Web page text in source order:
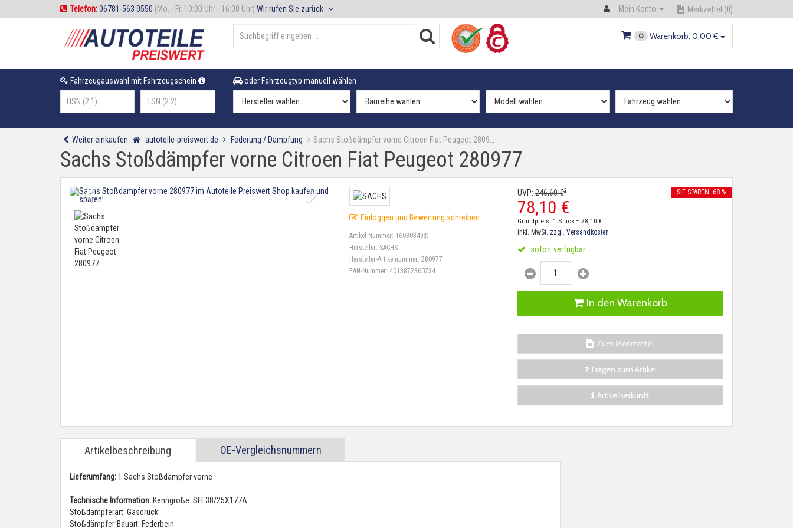
Telefon:06781-563 0550 (Mo. - Fr. 10:00 Uhr - 16:00 Uhr) Wir rufen Sie zurück Mein Konto Merkzettel (0)
0 Warenkorb: 0,00 €
Fahrzeugauswahl mit Fahrzeugschein oder Fahrzeugtyp manuell wählen
Weiter einkaufen autoteile-preiswert.de Federung / Dämpfung Sachs Stoßdämpfer vorne Citroen Fiat Peugeot 2809…
Sachs Stoßdämpfer vorne Citroen Fiat Peugeot 280977
Einloggen und Bewertung schreiben
Artikel-Nummer: 16080349;0
Hersteller: SACHS
Hersteller-Artikelnummer:280977
EAN-Nummer: 4013872360734
UVP:246,60€2
78,10 €
SIE SPAREN: 68 %
Grundpreis: 1 Stück = 78,10 €
inkl. MwSt. zzgl. Versandkosten
sofort verfügbar
In den Warenkorb
Zum Merkzettel
Fragen zum Artikel
Artikelherkunft
Artikelbeschreibung OE-Vergleichsnummern
Lieferumfang:1 Sachs Stoßdämpfer vorne
Technische Information: Kenngröße: SFE38/25X177A
Stoßdämpferart: Gasdruck
Stoßdämpfer-Bauart: Federbein